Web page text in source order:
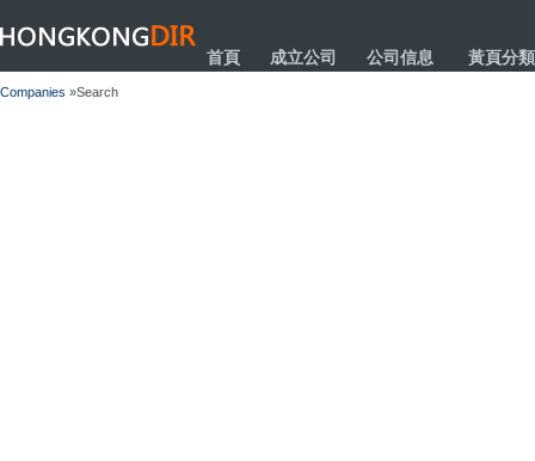
HONGKONGDIR
首頁 成立公司 公司信息 黃頁分類
Companies »Search